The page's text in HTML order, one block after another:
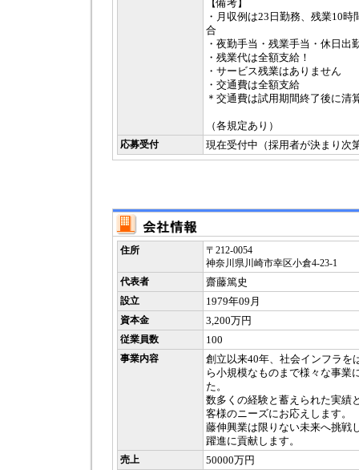
【備考】
・月収例は23日勤務、残業10
合
・夜勤手当・残業手当・休日出
・残業代は全額支給！
・サービス残業はありません
・交通費は全額支給
＊交通費は試用期間終了後に清
（各規定あり）
応募受付 現在受付中（採用者が決まり次
住所
〒212-0054
神奈川県川崎市幸区小倉4-23-1
代表者
齋藤篤史
設立 1979年09月
資本金 3,200万円
従業員数 100
事業内容
創立以来40年、社会インフラを
ら小規模なものまで様々な事業
た。
数多くの経験と蓄えられた実績
客様のニーズにお応えします。
藤伸興業は限りない未来へ挑戦
躍進に貢献します。
売上 50000万円